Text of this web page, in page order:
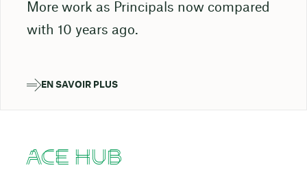
More work as Principals now compared
with 10 years ago.
EN SAVOIR PLUS
ACE HUB